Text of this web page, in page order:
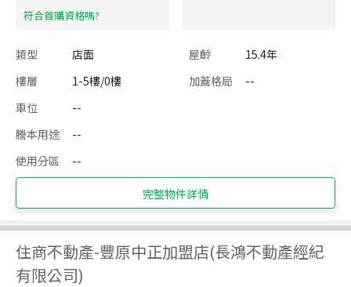
​符合首購資格嗎?
類型 店面 屋齡
15.4年
樓層
1-5樓/0樓 加蓋格局
--
車位
--
謄本用途
--
使用分區
--
完整物件詳情
住商不動產-豐原中正加盟店(長鴻不動產經紀
有限公司)